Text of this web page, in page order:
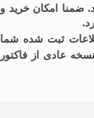
ضمنا امکان خرید و
ثبت شده شما
عادی از فاکتور